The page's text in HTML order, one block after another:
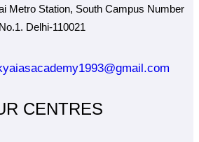
Metro Station, South Campus Number
No.1. Delhi-110021
CENTRES